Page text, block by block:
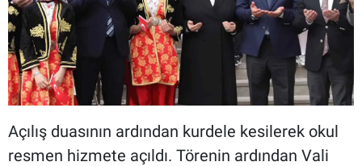
Açılış duasının ardından kurdele kesilerek okul
resmen hizmete açıldı. Törenin ardından Vali